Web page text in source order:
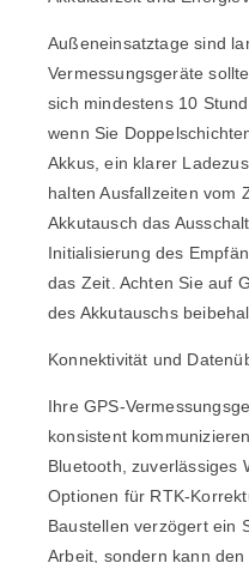
Außeneinsatztage sind
Vermessungsgeräte
sich mindestens 10
wenn Sie
Akkus, ein klarer
halten Ausfallzeiten vom
Akkutausch das
Initialisierung des
das Zeit. Achten Sie auf
des Akkutauschs
Konnektivität und
Ihre GPS-
konsistent
Bluetooth, zuverlässiges
Optionen für RTK-
Baustellen verzögert ein
Arbeit, sondern kann